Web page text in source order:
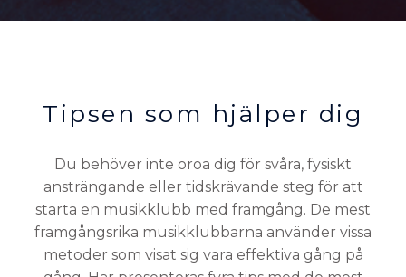
Tipsen som hjälper dig
Du behöver inte oroa dig för svåra, fysiskt
ansträngande eller tidskrävande steg för att
starta en musikklubb med framgång. De mest
framgångsrika musikklubbarna använder vissa
metoder som visat sig vara effektiva gång på